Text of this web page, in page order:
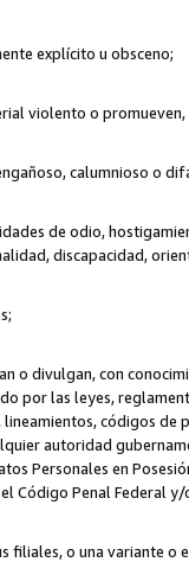
explícito u obsceno;
violento o
calumnioso o
de odio,
discapacidad,
o divulgan, con
por las leyes,
códigos
autoridad
Personales en
Código Penal Federal
filiales, o una variante